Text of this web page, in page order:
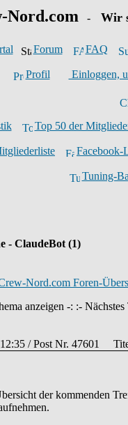
Nord.com - Wir
Forum FAQ
Profil Einloggen,
Top 50 der
Facebook-
Tuning-
- ClaudeBot (1)
Nord.com Foren-
anzeigen -: :-
/ Post Nr. 47601
der kommenden